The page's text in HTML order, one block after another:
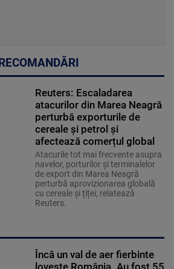
RECOMANDĂRI
Reuters: Escaladarea
atacurilor din Marea Neagră
perturbă exporturile de
cereale și petrol și
afectează comerțul global
Atacurile tot mai frecvente asupra
navelor, porturilor și terminalelor
de export din Marea Neagră
perturbă aprovizionarea globală
cu cereale și țiței, relatează
Reuters.
Încă un val de aer fierbinte
lovește România. Au fost 55